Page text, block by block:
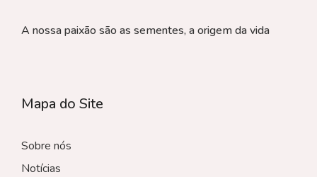
A nossa paixão são as sementes, a origem da vida
Mapa do Site
Sobre nós
Notícias